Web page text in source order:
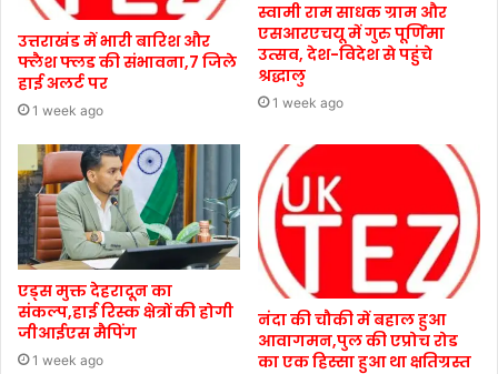
उत्तराखंड में भारी बारिश और
फ्लैश फ्लड की संभावना,7 जिले
हाई अलर्ट पर
1 week ago
स्वामी राम साधक ग्राम और
एसआरएचयू में गुरु पूर्णिमा
उत्सव, देश-विदेश से पहुंचे
श्रद्धालु
1 week ago
एड्स मुक्त देहरादून का
संकल्प,हाई रिस्क क्षेत्रों की होगी
जीआईएस मैपिंग
1 week ago
नंदा की चौकी में बहाल हुआ
आवागमन,पुल की एप्रोच रोड
का एक हिस्सा हुआ था क्षतिग्रस्त